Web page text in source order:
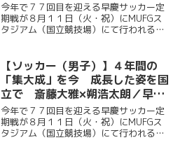
前企画第２弾
今年で７７回目を迎える早慶サッカー定
期戦が８月１１日（火・祝）にMUFGス
タジアム（国立競技場）にて行われる。
ッチに立つ。今回ケイスポでは選手だけ
ではなく、グラウンドマ...
【ソッカー（男子）】４年間の
「集大成」を今 成長した姿を国
立で 斎藤大雅×朔浩太朗／早慶
クラシコ２０２６直前企画第１弾
今年で７７回目を迎える早慶サッカー定
期戦が８月１１日（火・祝）にMUFGス
タジアム（国立競技場）にて行われる。